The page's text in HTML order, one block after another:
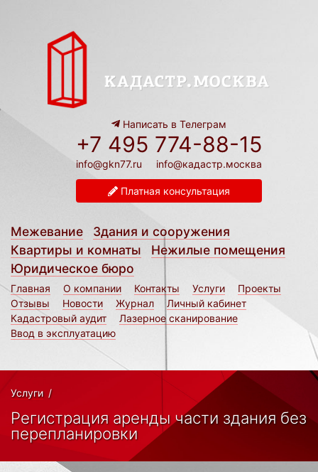
Написать в Телеграм
+7 495 774-88-15
info@gkn77.ru info@кадастр.москва
Платная консультация
Межевание
Здания и сооружения
Квартиры и комнаты
Нежилые помещения
Юридическое бюро
Главная О компании Контакты Услуги
Проекты
Отзывы
Новости Журнал
Личный кабинет
Кадастровый аудит
Лазерное сканирование
Ввод в эксплуатацию
Услуги /
Регистрация аренды части здания без
перепланировки